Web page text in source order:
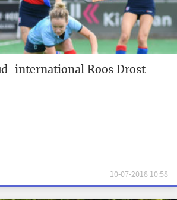
international Roos Drost
10-07-2018 10:58